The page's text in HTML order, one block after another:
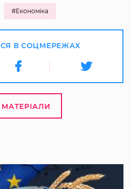
#Економіка
В СОЦМЕРЕЖАХ
МАТЕРІАЛИ